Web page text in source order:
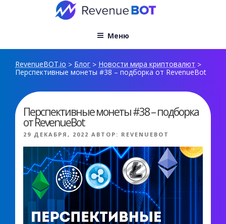
Меню
RevenueBOT.io > Блог > Новости мира криптовалют >
Перспективные монеты #38 – подборка от RevenueBot
Перспективные монеты #38 – подборка
от RevenueBot
ОПУБЛИКОВАНО
29 ДЕКАБРЯ, 2022 АВТОР: REVENUEBOT